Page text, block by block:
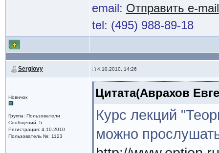
email: Отправить e-mail
tel: (495) 988-89-18
Sergiovy 4.10.2010, 14:26
Новичок
Группа: Пользователи
Сообщений: 5
Регистрация: 4.10.2010
Пользователь №: 1123
Цитата(Аврахов
Курс лекций
можно